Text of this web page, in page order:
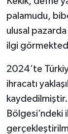
palamudu,
ulusal
ilgi
2024’te
ihracatı
kaydedilmiştir.
Bölgesi’ndeki